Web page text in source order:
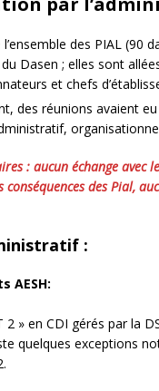
des PIAL (90
Dasen ; elles sont
et chefs
des réunions avaient eu
: aucun échange avec
conséquences des Pial,
:
AESH:
2 » en CDI gérés par la
quelques exceptions